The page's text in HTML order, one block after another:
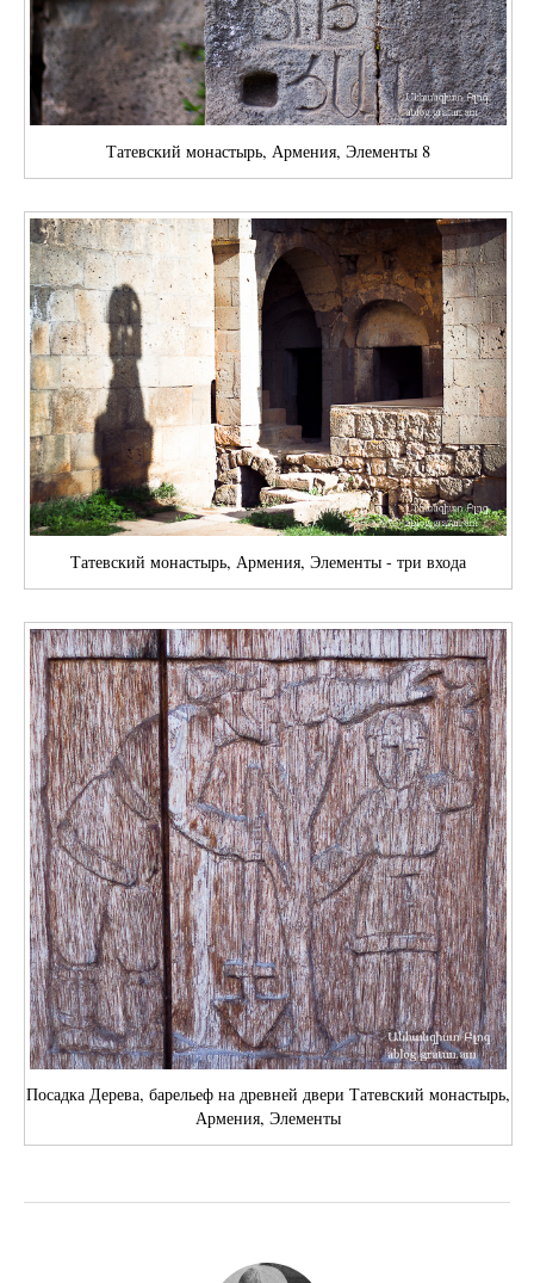
Татевский монастырь, Армения, Элементы 8
Татевский монастырь, Армения, Элементы - три входа
Посадка Дерева, барельеф на древней двери Татевский монастырь,
Армения, Элементы